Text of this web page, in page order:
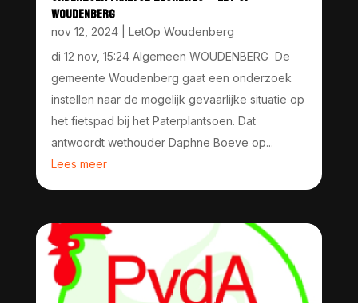
WOUDENBERG
nov 12, 2024| LetOp Woudenberg
di 12 nov, 15:24 Algemeen WOUDENBERG De
gemeente Woudenberg gaat een onderzoek
instellen naar de mogelijk gevaarlijke situatie op
het fietspad bij het Paterplantsoen. Dat
antwoordt wethouder Daphne Boeve op...
Lees meer